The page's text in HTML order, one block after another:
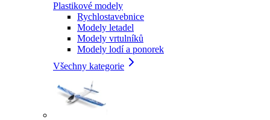
Plastikové modely
Rychlostavebnice
Modely letadel
Modely vrtulníků
Modely lodí a ponorek
Všechny kategorie